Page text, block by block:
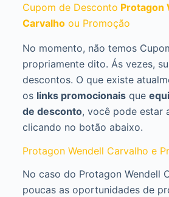
Cupom de Desconto Protagon
Carvalho ou Promoção
No momento, não temos
propriamente dito. Ás vezes,
descontos. O que existe
os links promocionaisque
de desconto, você pode estar
clicando no botão abaixo.
Protagon Wendell Carvalho e
No caso do Protagon Wendell
poucas as oportunidades de